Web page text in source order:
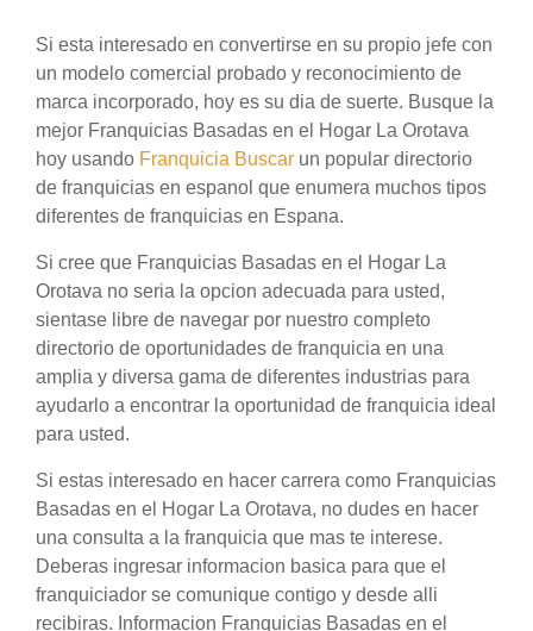
Si esta interesado en convertirse en su propio jefe con
un modelo comercial probado y reconocimiento de
marca incorporado, hoy es su dia de suerte. Busque la
mejor Franquicias Basadas en el Hogar La Orotava
hoy usando Franquicia Buscar un popular directorio
de franquicias en espanol que enumera muchos tipos
diferentes de franquicias en Espana.
Si cree que Franquicias Basadas en el Hogar La
Orotava no seria la opcion adecuada para usted,
sientase libre de navegar por nuestro completo
directorio de oportunidades de franquicia en una
amplia y diversa gama de diferentes industrias para
ayudarlo a encontrar la oportunidad de franquicia ideal
para usted.
Si estas interesado en hacer carrera como Franquicias
Basadas en el Hogar La Orotava, no dudes en hacer
una consulta a la franquicia que mas te interese.
Deberas ingresar informacion basica para que el
franquiciador se comunique contigo y desde alli
recibiras. Informacion Franquicias Basadas en el